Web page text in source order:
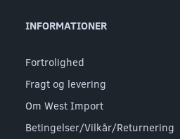
INFORMATIONER
Fortrolighed
Fragt og levering
Om West Import
Betingelser/Vilkår/Returnering